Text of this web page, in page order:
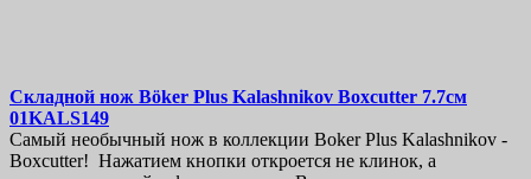
Складной нож Böker Plus Kalashnikov Boxcutter 7.7см
01KALS149
Самый необычный нож в коллекции Boker Plus Kalashnikov -
Boxcutter! Нажатием кнопки откроется не клинок, а